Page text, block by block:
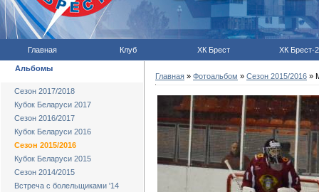
Главная Клуб ХК Брест ХК Брест-2
Альбомы
Сезон 2017/2018
Кубок Беларуси 2017
Сезон 2016/2017
Кубок Беларуси 2016
Сезон 2015/2016
Кубок Беларуси 2015
Сезон 2014/2015
Встреча с болельщиками '14
Главная » Фотоальбом » Сезон 2015/2016 »